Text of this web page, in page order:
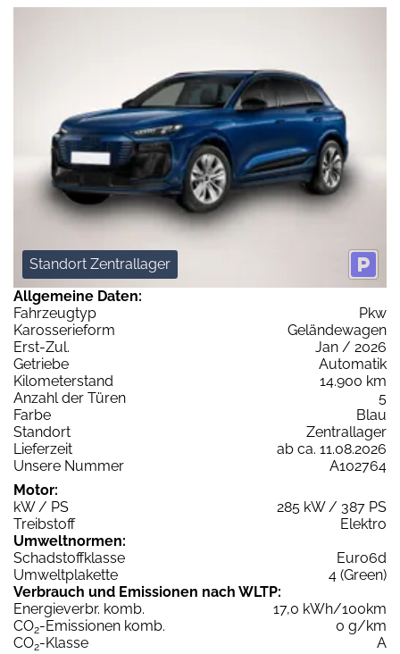
Standort Zentrallager
Allgemeine Daten:
Fahrzeugtyp
Pkw
Karosserieform
Geländewagen
Erst-Zul.
Jan / 2026
Getriebe
Automatik
Kilometerstand
14.900 km
Anzahl der Türen
5
Farbe
Blau
Standort
Zentrallager
Lieferzeit
ab ca. 11.08.2026
Unsere Nummer
A102764
Motor:
kW / PS
285 kW / 387 PS
Treibstoff
Elektro
Umweltnormen:
Schadstoffklasse
Euro6d
Umweltplakette
4 (Green)
Verbrauch und Emissionen nach WLTP:
Energieverbr. komb.
17,0 kWh/100km
CO2-Emissionen komb.
0 g/km
CO2-Klasse
A